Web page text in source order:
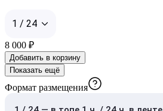
1 / 24
8 000 ₽
Добавить в корзину
Показать ещё
Формат размещения